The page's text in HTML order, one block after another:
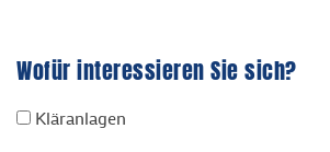
Wofür interessieren Sie sich?
Kläranlagen